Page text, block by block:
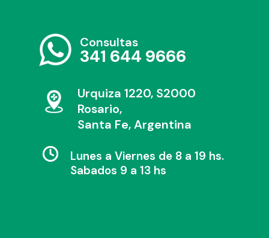
Consultas
341 644 9666
Urquiza 1220, S2000
Rosario,
Santa Fe, Argentina
Lunes a Viernes de 8 a 19 hs.
Sabados 9 a 13 hs